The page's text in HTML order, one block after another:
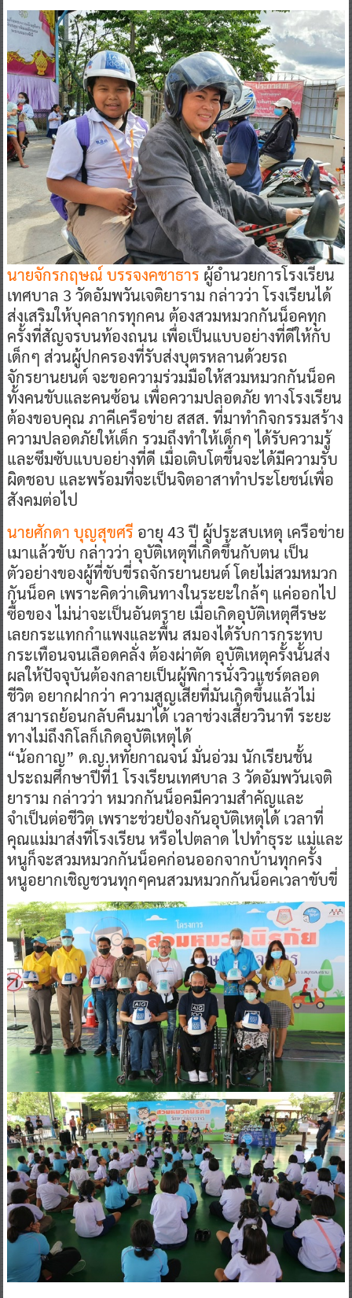
นายจักรกฤษณ์ บรรจงคชาธาร ผู้อำนวยการโรงเรียน
เทศบาล 3 วัดอัมพวันเจติยาราม กล่าวว่า โรงเรียนได้
ส่งเสริมให้บุคลากรทุกคน ต้องสวมหมวกกันน็อคทุก
ครั้งที่สัญจรบนท้องถนน เพื่อเป็นแบบอย่างที่ดีให้กับ
เด็กๆ ส่วนผู้ปกครองที่รับส่งบุตรหลานด้วยรถ
จักรยานยนต์ จะขอความร่วมมือให้สวมหมวกกันน็อค
ทั้งคนขับและคนซ้อน เพื่อความปลอดภัย ทางโรงเรียน
ต้องขอบคุณ ภาคีเครือข่าย สสส. ที่มาทำกิจกรรมสร้าง
ความปลอดภัยให้เด็ก รวมถึงทำให้เด็กๆ ได้รับความรู้
และซึมซับแบบอย่างที่ดี เมื่อเติบโตขึ้นจะได้มีความรับ
ผิดชอบ และพร้อมที่จะเป็นจิตอาสาทำประโยชน์เพื่อ
สังคมต่อไป
นายศักดา บุญสุขศรี อายุ 43 ปี ผู้ประสบเหตุ เครือข่าย
เมาแล้วขับ กล่าวว่า อุบัติเหตุที่เกิดขึ้นกับตน เป็น
ตัวอย่างของผู้ที่ขับขี่รถจักรยานยนต์ โดยไม่สวมหมวก
กันน็อค เพราะคิดว่าเดินทางในระยะใกล้ๆ แค่ออกไป
ซื้อของ ไม่น่าจะเป็นอันตราย เมื่อเกิดอุบัติเหตุศีรษะ
เลยกระแทกกำแพงและพื้น สมองได้รับการกระทบ
กระเทือนจนเลือดคลั่ง ต้องผ่าตัด อุบัติเหตุครั้งนั้นส่ง
ผลให้ปัจจุบันต้องกลายเป็นผู้พิการนั่งวิวแชร์ตลอด
ชีวิต อยากฝากว่า ความสูญเสียที่มันเกิดขึ้นแล้วไม่
สามารถย้อนกลับคืนมาได้ เวลาช่วงเสี้ยววินาที ระยะ
ทางไม่ถึงกิโลก็เกิดอุบัติเหตุได้
“น้อกาญ” ด.ญ.หทัยกาณจน์ มั่นอ่วม นักเรียนชั้น
ประถมศึกษาปีที่1 โรงเรียนเทศบาล 3 วัดอัมพวันเจติ
ยาราม กล่าวว่า หมวกกันน็อคมีความสำคัญและ
จำเป็นต่อชีวิต เพราะช่วยป้องกันอุบัติเหตุได้ เวลาที่
คุณแม่มาส่งที่โรงเรียน หรือไปตลาด ไปทำธุระ แม่และ
หนูก็จะสวมหมวกกันน็อคก่อนออกจากบ้านทุกครั้ง
หนูอยากเชิญชวนทุกๆคนสวมหมวกกันน็อคเวลาขับขี่